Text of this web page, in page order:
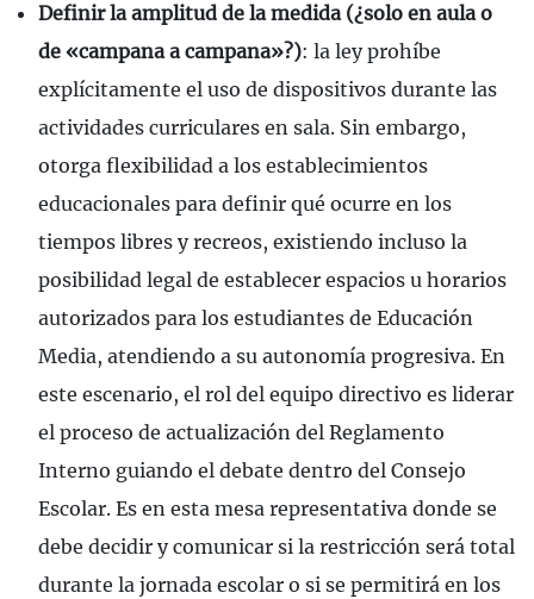
Definir la amplitud de la medida (¿solo en aula o
de «campana a campana»?): la ley prohíbe
explícitamente el uso de dispositivos durante las
actividades curriculares en sala. Sin embargo,
otorga flexibilidad a los establecimientos
educacionales para definir qué ocurre en los
tiempos libres y recreos, existiendo incluso la
posibilidad legal de establecer espacios u horarios
autorizados para los estudiantes de Educación
Media, atendiendo a su autonomía progresiva. En
este escenario, el rol del equipo directivo es liderar
el proceso de actualización del Reglamento
Interno guiando el debate dentro del Consejo
Escolar. Es en esta mesa representativa donde se
debe decidir y comunicar si la restricción será total
durante la jornada escolar o si se permitirá en los